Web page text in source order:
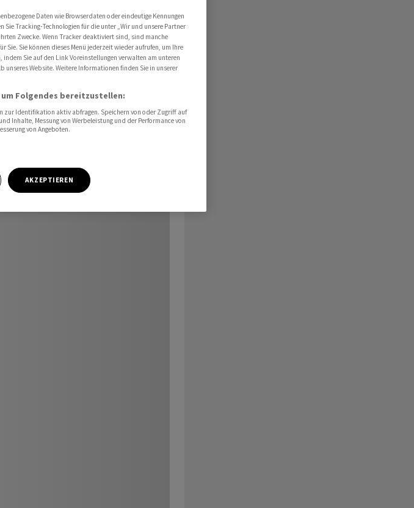
Daten wie Browserdaten oder eindeutige Kennungen
Tracking-Technologien für die unter „Wir und unsere Partner
Zwecke. Wenn Tracker deaktiviert sind, sind manche
Sie. Sie können dieses Menü jederzeit wieder aufrufen, um Ihre
Sie auf den Link Voreinstellungen verwalten am unteren
unseres Website. Weitere Informationen finden Sie in unserer
Folgendes bereitzustellen:
zur Identifikation aktiv abfragen. Speichern von oder Zugriff auf
Inhalte, Messung von Werbeleistung und der Performance von
von Angeboten.
AKZEPTIEREN